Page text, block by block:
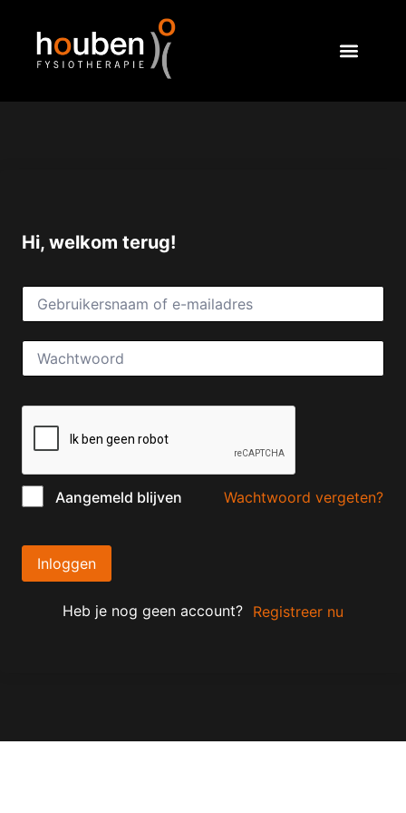
Hi, welkom terug!
Aangemeld blijven Wachtwoord vergeten?
Inloggen
Heb je nog geen account? Registreer nu